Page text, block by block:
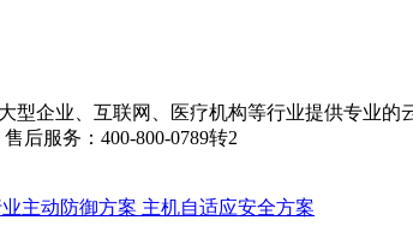
型企业、互联网、医疗机构等行业提供专业的
售后服务：400-800-0789转2
主动防御方案 主机自适应安全方案